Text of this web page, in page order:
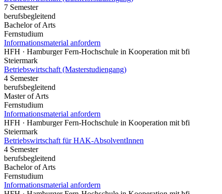
7 Semester
berufsbegleitend
Bachelor of Arts
Fernstudium
Informationsmaterial anfordern
HFH · Hamburger Fern-Hochschule in Kooperation mit bfi
Steiermark
Betriebswirtschaft (Masterstudiengang)
4 Semester
berufsbegleitend
Master of Arts
Fernstudium
Informationsmaterial anfordern
HFH · Hamburger Fern-Hochschule in Kooperation mit bfi
Steiermark
Betriebswirtschaft für HAK-AbsolventInnen
4 Semester
berufsbegleitend
Bachelor of Arts
Fernstudium
Informationsmaterial anfordern